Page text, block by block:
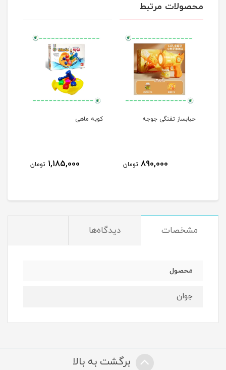
محصولات مرتبط
حبابساز تفنگی جوجه
890,000 تومان
کوبه ماهی
1,185,000 تومان
مشخصات دیدگاه‌ها
محصول
جوان
برگشت به بالا